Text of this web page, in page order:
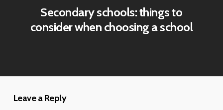
Secondary schools: things to
consider when choosing a school
Leave a Reply